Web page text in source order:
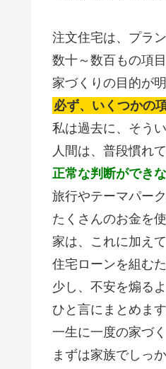
注文住宅は、プラ
数十～数百もの項
家づくりの目的が
必ず、いくつかの
私は過去に、そう
人間は、普段慣れ
正常な判断ができ
旅行やテーマパー
たくさんのお金を
家は、これに加え
住宅ローンを組む
少し、不安を煽る
ひと言にまとめます
一生に一度の家づ
まずは家族でしっ